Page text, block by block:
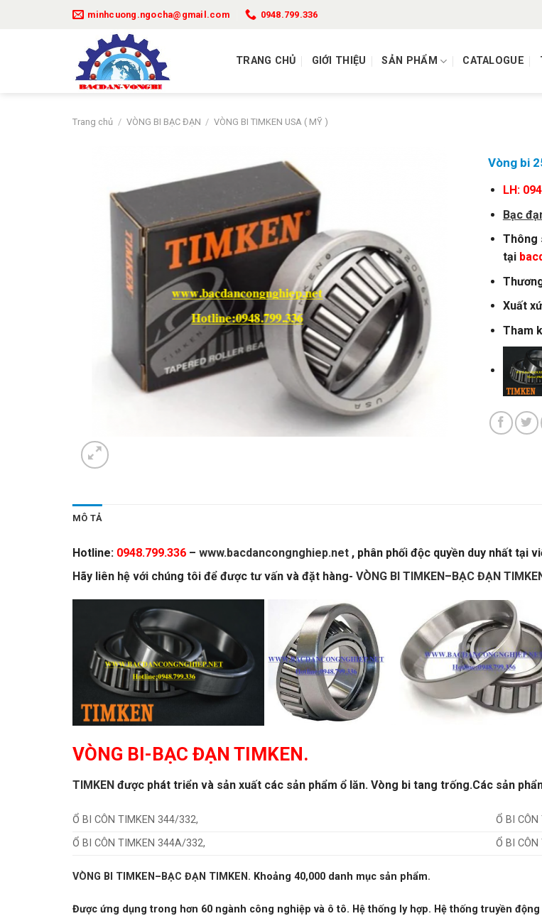
minhcuong.ngocha@gmail.com 0948.799.336
TRANG CHỦ GIỚI THIỆU SẢN PHẨM CATALOGUE
Trang chủ / VÒNG BI BẠC ĐẠN / VÒNG BI TIMKEN USA ( MỸ )
Vòng bi
LH:
Bạc
Thông
tại
Xuất
Tham
MÔ TẢ
Hotline: 0948.799.336 – www.bacdancongnghiep.net , phân phối độc quyền duy nhất tại
Hãy liên hệ với chúng tôi để được tư vấn và đặt hàng- VÒNG BI TIMKEN–BẠC ĐẠN
VÒNG BI-BẠC ĐẠN TIMKEN.
TIMKEN được phát triển và sản xuất các sản phẩm ổ lăn. Vòng bi tang trống.Các sản
Ổ BI CÔN TIMKEN 344/332,
Ổ BI
Ổ BI CÔN TIMKEN 344A/332,
Ổ BI
VÒNG BI TIMKEN – BẠC ĐẠN TIMKEN . Khoảng 40,000 danh mục sản phẩm.
Được ứng dụng trong hơn 60 ngành công nghiệp và ô tô. Hệ thống ly hợp. Hệ thống truyền